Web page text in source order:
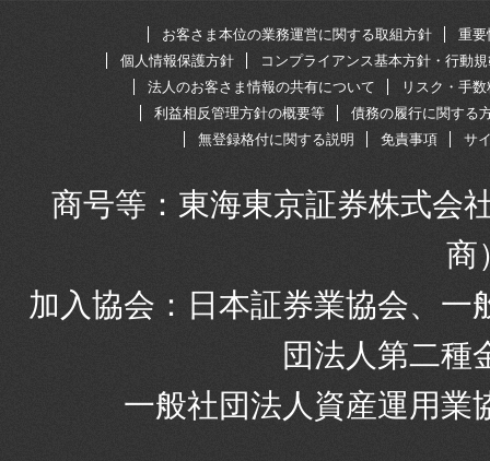
お客さま本位の業務運営に関する取組方針
重要
個人情報保護方針
コンプライアンス基本方針・行動
法人のお客さま情報の共有について
リスク・手
利益相反管理方針の概要等
債務の履行に関する
無登録格付に関する説明
免責事項 サ
商号等：東海東京証券株式会
商
加入協会：日本証券業協会、
団法人第二種
一般社団法人資産運用業